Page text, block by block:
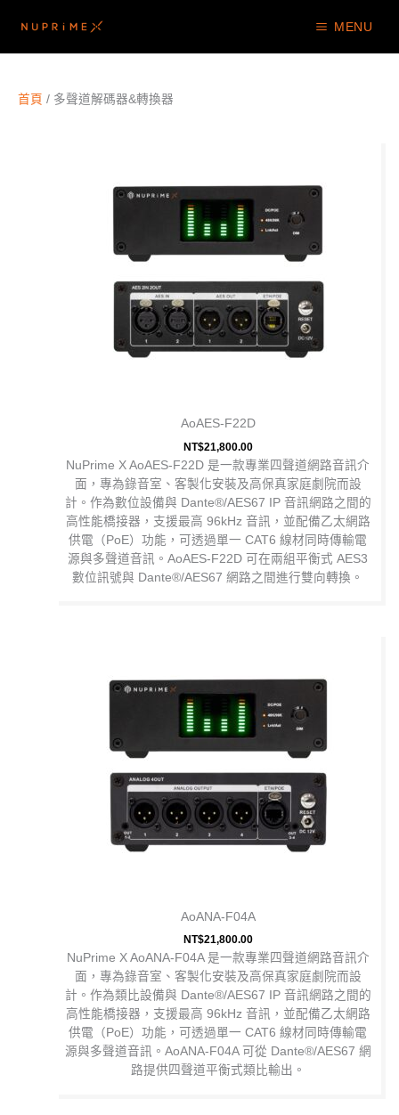
MENU
首頁 / 多聲道解碼器&轉換器
AoAES-F22D
NT$21,800.00
NuPrime X AoAES-F22D 是一款專業四聲道網路音訊介
面，專為錄音室、客製化安裝及高保真家庭劇院而設
計。作為數位設備與 Dante®/AES67 IP 音訊網路之間的
高性能橋接器，支援最高 96kHz 音訊，並配備乙太網路
供電（PoE）功能，可透過單一 CAT6 線材同時傳輸電
源與多聲道音訊。AoAES-F22D 可在兩組平衡式 AES3
數位訊號與 Dante®/AES67 網路之間進行雙向轉換。
AoANA-F04A
NT$21,800.00
NuPrime X AoANA-F04A 是一款專業四聲道網路音訊介
面，專為錄音室、客製化安裝及高保真家庭劇院而設
計。作為類比設備與 Dante®/AES67 IP 音訊網路之間的
高性能橋接器，支援最高 96kHz 音訊，並配備乙太網路
供電（PoE）功能，可透過單一 CAT6 線材同時傳輸電
源與多聲道音訊。AoANA-F04A 可從 Dante®/AES67 網
路提供四聲道平衡式類比輸出。